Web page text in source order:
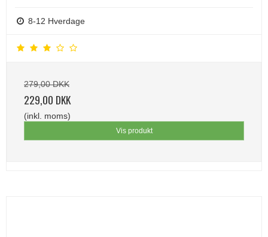
8-12 Hverdage
279,00 DKK
229,00 DKK
(inkl. moms)
Vis produkt